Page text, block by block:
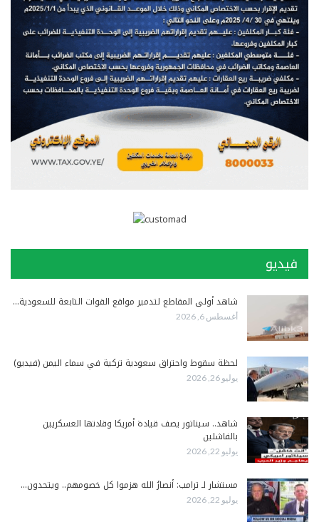
فيديو
شاهد أولى المقاطع لتدمير مواقع القوات التابعة للسعودية…
أغسطس 6, 2026
لحظة سقوط واحتراق سعودية تركية في سماء اليمن (فيديو)
يوليو 26, 2026
شاهد.. سيناتور يصف قيادة أمريكا وقادتها العسكريين
بالفاشلين
يوليو 22, 2026
مستشار لـ ترامب: أنصارُ الله هزموا كل خصومهم.. ويتحدون…
يوليو 22, 2026